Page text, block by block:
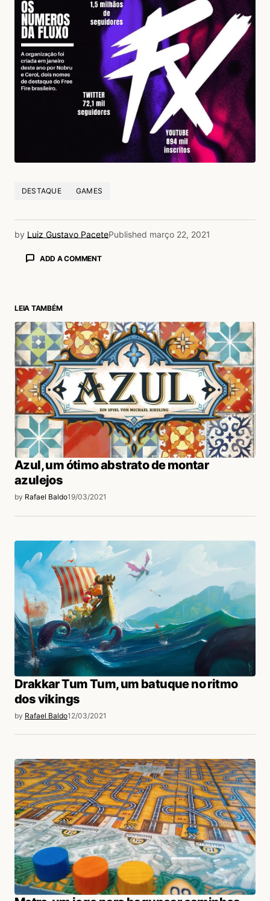
DESTAQUE GAMES
by Luiz Gustavo PacetePublished março 22, 2021
ADD A COMMENT
LEIA TAMBÉM
Azul, um ótimo abstrato de montar
azulejos
by Rafael Baldo19/03/2021
Drakkar Tum Tum, um batuque no ritmo
dos vikings
by Rafael Baldo12/03/2021